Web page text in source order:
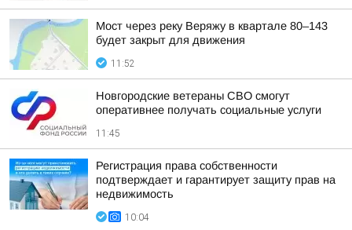
Мост через реку Веряжу в квартале 80–143
будет закрыт для движения
11:52
Новгородские ветераны СВО смогут
оперативнее получать социальные услуги
11:45
Регистрация права собственности
подтверждает и гарантирует защиту прав на
недвижимость
10:04